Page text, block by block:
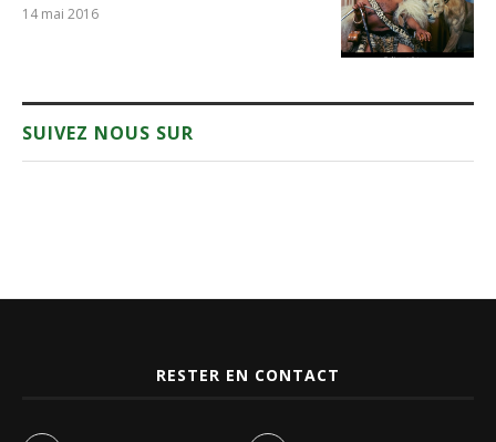
14 mai 2016
SUIVEZ NOUS SUR
RESTER EN CONTACT